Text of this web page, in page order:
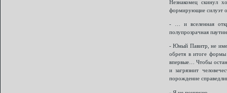
Незнакомец скинул
формирующие силуэт
- … и вселенная
полупрозрачная
- Юный Павитр, не
обретя в итоге
впервые… Чтобы
и загрязнит
порождение